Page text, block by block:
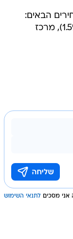
הבאים:
ירושלים (1.4%), צפון (1.1%), חיפה (1.5%), מרכז
אני מסכים לתנאי השימוש